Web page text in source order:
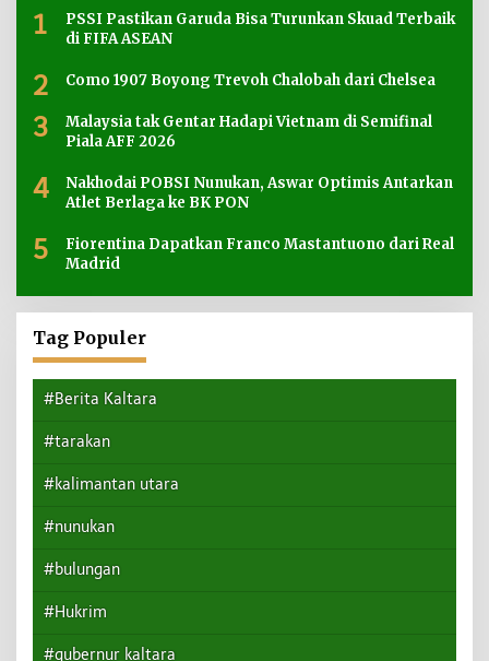
1
PSSI Pastikan Garuda Bisa Turunkan Skuad Terbaik
di FIFA ASEAN
2 Como 1907 Boyong Trevoh Chalobah dari Chelsea
3
Malaysia tak Gentar Hadapi Vietnam di Semifinal
Piala AFF 2026
4
Nakhodai POBSI Nunukan, Aswar Optimis Antarkan
Atlet Berlaga ke BK PON
5
Fiorentina Dapatkan Franco Mastantuono dari Real
Madrid
Tag Populer
#Berita Kaltara
#tarakan
#kalimantan utara
#nunukan
#bulungan
#Hukrim
#gubernur kaltara